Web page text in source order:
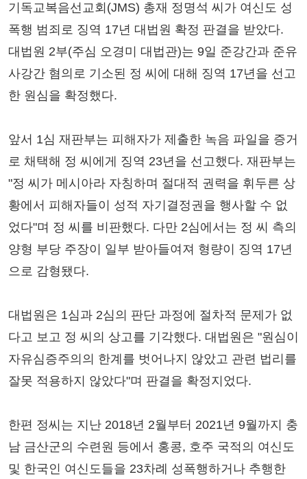
기독교복음선교회(JMS) 총재 정명석 씨가 여신도 성
폭행 범죄로 징역 17년 대법원 확정 판결을 받았다.
대법원 2부(주심 오경미 대법관)는 9일 준강간과 준유
사강간 혐의로 기소된 정 씨에 대해 징역 17년을 선고
한 원심을 확정했다.
앞서 1심 재판부는 피해자가 제출한 녹음 파일을 증거
로 채택해 정 씨에게 징역 23년을 선고했다. 재판부는
"정 씨가 메시아라 자칭하며 절대적 권력을 휘두른 상
황에서 피해자들이 성적 자기결정권을 행사할 수 없
었다"며 정 씨를 비판했다. 다만 2심에서는 정 씨 측의
양형 부당 주장이 일부 받아들여져 형량이 징역 17년
으로 감형됐다.
대법원은 1심과 2심의 판단 과정에 절차적 문제가 없
다고 보고 정 씨의 상고를 기각했다. 대법원은 "원심이
자유심증주의의 한계를 벗어나지 않았고 관련 법리를
잘못 적용하지 않았다"며 판결을 확정지었다.
한편 정씨는 지난 2018년 2월부터 2021년 9월까지 충
남 금산군의 수련원 등에서 홍콩, 호주 국적의 여신도
및 한국인 여신도들을 23차례 성폭행하거나 추행한